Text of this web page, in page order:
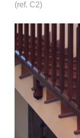
(ref. C2)